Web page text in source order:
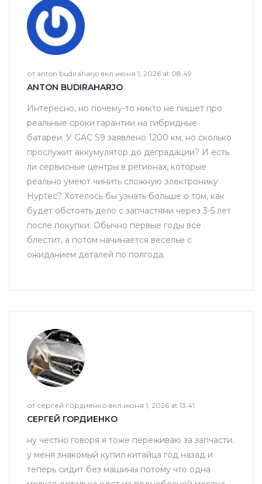
от anton budiraharjo вкл июня 1, 2026 at 08:49
ANTON BUDIRAHARJO
Интересно, но почему-то никто не пишет про
реальные сроки гарантии на гибридные
батареи. У GAC S9 заявлено 1200 км, но сколько
прослужит аккумулятор до деградации? И есть
ли сервисные центры в регионах, которые
реально умеют чинить сложную электронику
Hyptec? Хотелось бы узнать больше о том, как
будет обстоять дело с запчастями через 3-5 лет
после покупки. Обычно первые годы все
блестит, а потом начинается веселье с
ожиданием деталей по полгода.
от сергей гордиенко вкл июня 1, 2026 at 13:41
СЕРГЕЙ ГОРДИЕНКО
ну честно говоря я тоже переживаю за запчасти.
у меня знакомый купил китайца год назад и
теперь сидит без машины потому что одна